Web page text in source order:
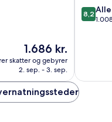
Prisen
1.686 kr.
1.686 kr.
skatter og gebyrer
2. sep. - 3. sep.
8.2
ud
8,2